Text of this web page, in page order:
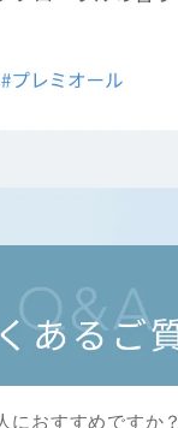
におすすめですか？